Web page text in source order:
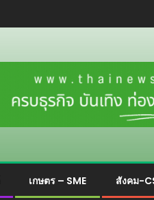
เกษตร – SME สังคม-